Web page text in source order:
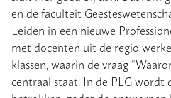
en de faculteit
Leiden in een nieuwe
met docenten uit de regio
klassen, waarin de vraag
centraal staat. In de PLG wordt